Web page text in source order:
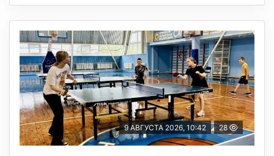
9 АВГУСТА 2026, 10:42 28